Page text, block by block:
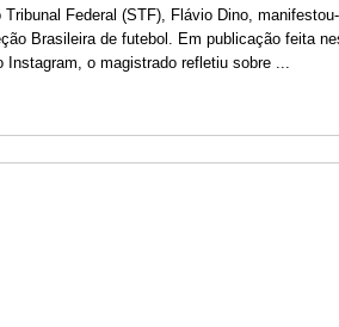
Federal (STF), Flávio Dino,
Brasileira de futebol. Em publicação feita
Instagram, o magistrado refletiu sobre ...